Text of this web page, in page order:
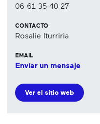
06 61 35 40 27
CONTACTO
Rosalie Iturriria
EMAIL
Enviar un mensaje
Ver el sitio web